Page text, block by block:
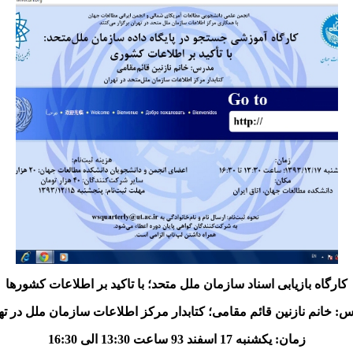
کارگاه بازیابی اسناد سازمان ملل متحد؛ با تاکید بر اطلاعات کشورها
خانم نازنین قائم مقامی؛ کتابدار مرکز اطلاعات سازمان ملل در
زمان: یکشنبه 17 اسفند 93 ساعت 13:30 الی 16:30